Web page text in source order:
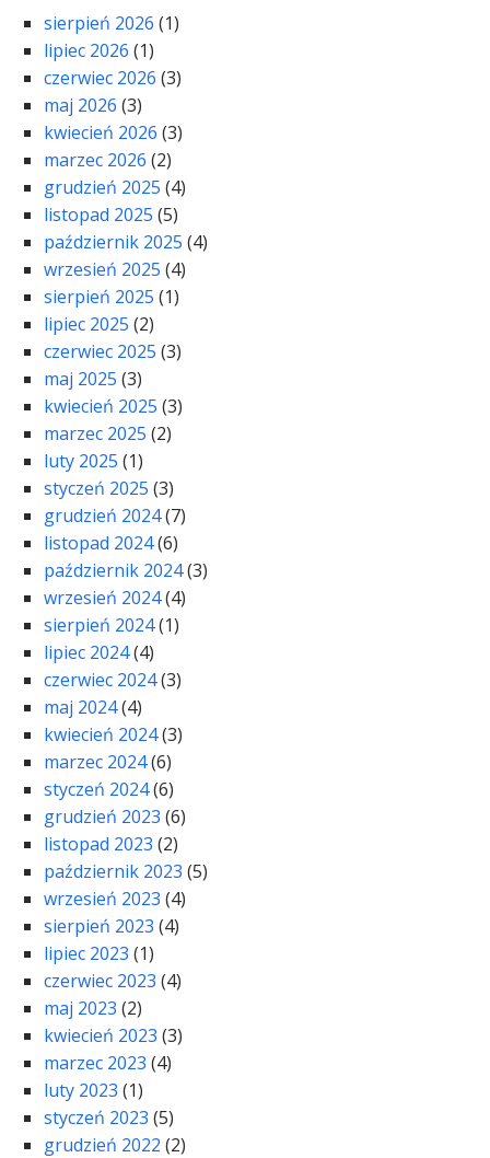
sierpień 2026 (1)
lipiec 2026 (1)
czerwiec 2026 (3)
maj 2026 (3)
kwiecień 2026 (3)
marzec 2026 (2)
grudzień 2025 (4)
listopad 2025 (5)
październik 2025 (4)
wrzesień 2025 (4)
sierpień 2025 (1)
lipiec 2025 (2)
czerwiec 2025 (3)
maj 2025 (3)
kwiecień 2025 (3)
marzec 2025 (2)
luty 2025 (1)
styczeń 2025 (3)
grudzień 2024(7)
listopad 2024(6)
październik 2024(3)
wrzesień 2024(4)
sierpień 2024(1)
lipiec 2024(4)
czerwiec 2024(3)
maj 2024(4)
kwiecień 2024(3)
marzec 2024(6)
styczeń 2024(6)
grudzień 2023 (6)
listopad 2023 (2)
październik 2023 (5)
wrzesień 2023 (4)
sierpień 2023 (4)
lipiec 2023 (1)
czerwiec 2023 (4)
maj 2023 (2)
kwiecień 2023 (3)
marzec 2023 (4)
luty 2023 (1)
styczeń 2023 (5)
grudzień 2022 (2)